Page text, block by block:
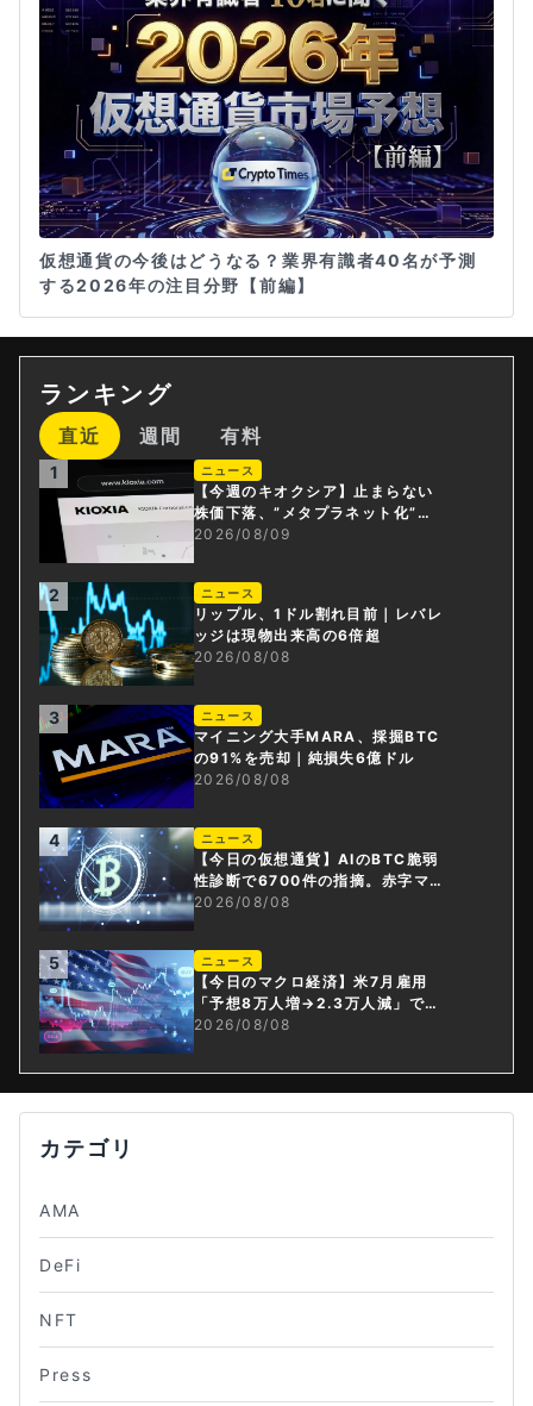
仮想通貨の今後はどうなる？業界有識者40名が予測
する2026年の注目分野【前編】
ランキング
直近 週間 有料
1 ニュース
【今週のキオクシア】止まらない
株価下落、”メタプラネット化”の
指摘は本当？
2026/08/09
2 ニュース
リップル、1ドル割れ目前｜レバレ
ッジは現物出来高の6倍超
2026/08/08
3 ニュース
マイニング大手MARA、採掘BTC
の91%を売却｜純損失6億ドル
2026/08/08
4 ニュース
【今日の仮想通貨】AIのBTC脆弱
性診断で6700件の指摘。赤字マイ
ニング企業はAIに賭ける
2026/08/08
5 ニュース
【今日のマクロ経済】米7月雇用
「予想8万人増→2.3万人減」で利
上げ観測後退
2026/08/08
カテゴリ
AMA
DeFi
NFT
Press